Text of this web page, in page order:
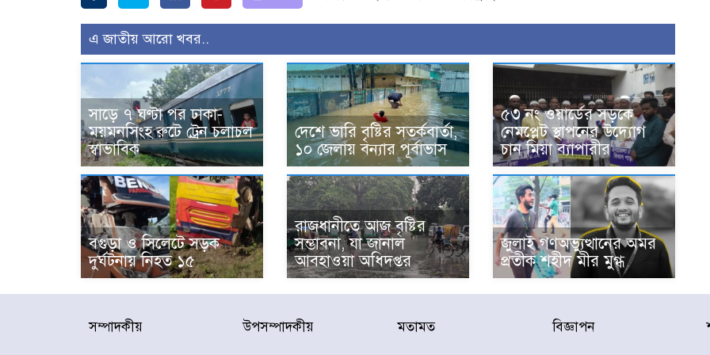
এ জাতীয় আরো খবর..
সাড়ে ৭ ঘণ্টা পর ঢাকা-
ময়মনসিংহ রুটে ট্রেন চলাচল
স্বাভাবিক
দেশে ভারি বৃষ্টির সতর্কবার্তা,
১০ জেলায় বন্যার পূর্বাভাস
৫৩ নং ওয়ার্ডের সড়কে
নেমপ্লেট স্থাপনের উদ্যোগ
চান মিয়া ব্যাপারীর
বগুড়া ও সিলেটে সড়ক
দুর্ঘটনায় নিহত ১৫
রাজধানীতে আজ বৃষ্টির
সম্ভাবনা, যা জানাল
আবহাওয়া অধিদপ্তর
জুলাই গণঅভ্যুত্থানের অমর
প্রতীক শহীদ মীর মুগ্ধ
সম্পাদকীয় উপসম্পাদকীয় মতামত বিজ্ঞাপন